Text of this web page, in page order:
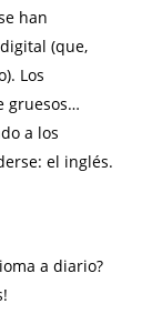
han
(que,
Los
gruesos…
a los
el inglés.
a diario?